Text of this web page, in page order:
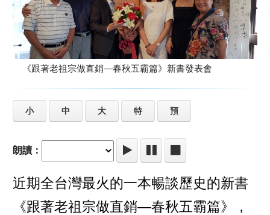
《跟著老祖宗做直銷—春秋五霸篇》新書發表會
小 中 大 特 預
朗讀：
近期全台灣最火的一本暢談歷史的新書
《跟著老祖宗做直銷—春秋五霸篇》，